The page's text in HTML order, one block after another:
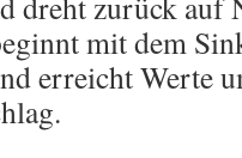
mit dem
erreicht Werte